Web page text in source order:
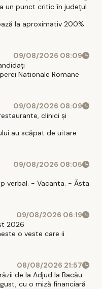
un punct critic în județul
la aproximativ 200%
09/08/2026 08:09
Nationale Romane
09/08/2026 08:09
clinici și
au scăpat de uitare
09/08/2026 08:05
verbal. - Vacanta. - Ăsta
09/08/2026 06:19
2026
o veste care ii
08/08/2026 21:57
de la Adjud la Bacău
cu o miză financiară